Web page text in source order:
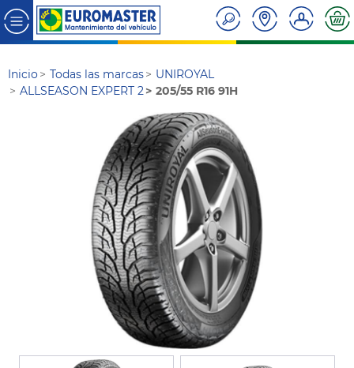
Inicio Todas las marcas
UNIROYAL
ALLSEASON EXPERT 2
205/55 R16 91H